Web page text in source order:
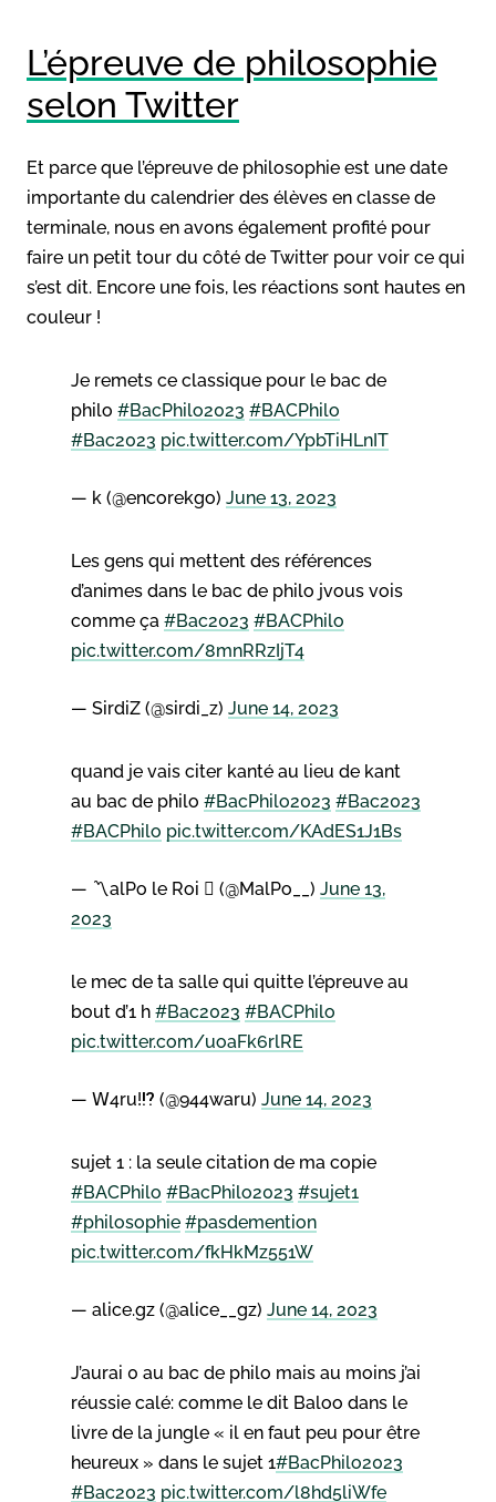
L’épreuve de philosophie
selon Twitter
Et parce que l’épreuve de philosophie est une date
importante du calendrier des élèves en classe de
terminale, nous en avons également profité pour
faire un petit tour du côté de Twitter pour voir ce qui
s’est dit. Encore une fois, les réactions sont hautes en
couleur !
Je remets ce classique pour le bac de
philo #BacPhilo2023 #BACPhilo
#Bac2023 pic.twitter.com/YpbTiHLnIT
— k (@encorekgo) June 13, 2023
Les gens qui mettent des références
d’animes dans le bac de philo jvous vois
comme ça #Bac2023 #BACPhilo
pic.twitter.com/8mnRRzIjT4
— SirdiZ (@sirdi_z) June 14, 2023
quand je vais citer kanté au lieu de kant
au bac de philo #BacPhilo2023 #Bac2023
#BACPhilo pic.twitter.com/KAdES1J1Bs
— 〽️alPo le Roi  (@MalPo__) June 13,
2023
le mec de ta salle qui quitte l’épreuve au
bout d’1 h #Bac2023 #BACPhilo
pic.twitter.com/uoaFk6rlRE
— 𝖶4ru!⁉️ (@944waru) June 14, 2023
sujet 1 : la seule citation de ma copie
#BACPhilo #BacPhilo2023 #sujet1
#philosophie #pasdemention
pic.twitter.com/fkHkMz551W
— alice.gz (@alice__gz) June 14, 2023
J’aurai 0 au bac de philo mais au moins j’ai
réussie calé: comme le dit Baloo dans le
livre de la jungle « il en faut peu pour être
heureux » dans le sujet 1#BacPhilo2023
#Bac2023 pic.twitter.com/l8hd5liWfe